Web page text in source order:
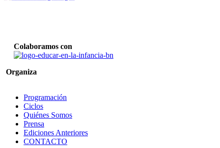
Colaboramos con
Organiza
Programación
Ciclos
Quiénes Somos
Prensa
Ediciones Anteriores
CONTACTO